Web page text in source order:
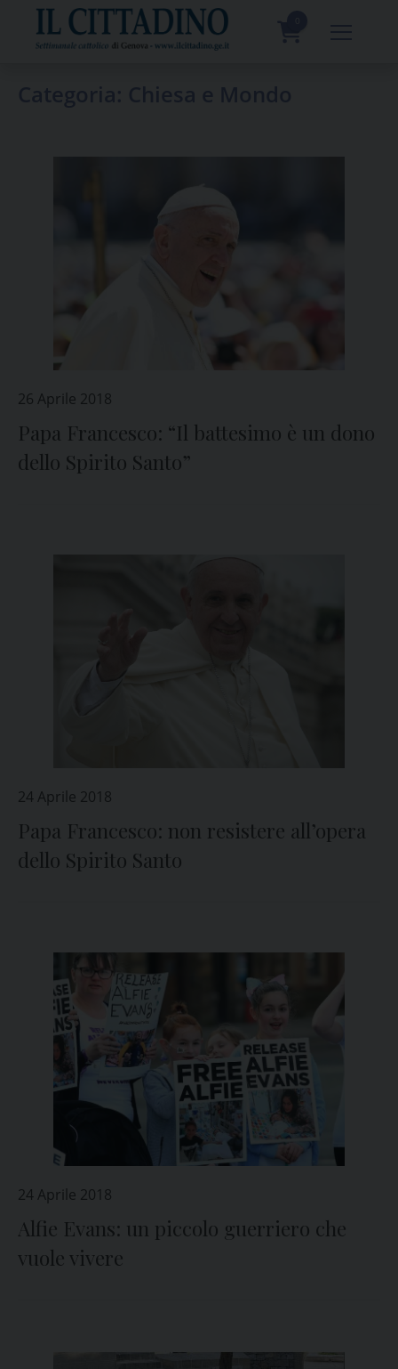
content
26 Aprile 2018
Papa Francesco: “Il battesimo è un dono
dello Spirito Santo”
24 Aprile 2018
Papa Francesco: non resistere all’opera
dello Spirito Santo
24 Aprile 2018
Alfie Evans: un piccolo guerriero che
vuole vivere